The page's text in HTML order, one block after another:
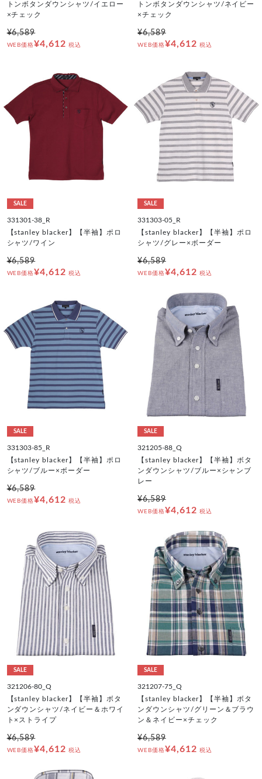
トンボタンダウンシャツ/イエロー
×チェック
¥6,589
WEB価格¥4,612 税込
トンボタンダウンシャツ/ネイビー
×チェック
¥6,589
WEB価格¥4,612 税込
SALE
331301-38_R
【stanley blacker】【半袖】ポロ
シャツ/ワイン
¥6,589
WEB価格¥4,612 税込
SALE
331303-05_R
【stanley blacker】【半袖】ポロ
シャツ/グレー×ボーダー
¥6,589
WEB価格¥4,612 税込
SALE
331303-85_R
【stanley blacker】【半袖】ポロ
シャツ/ブルー×ボーダー
¥6,589
WEB価格¥4,612 税込
SALE
321205-88_Q
【stanley blacker】【半袖】ボタ
ンダウンシャツ/ブルー×シャンブ
レー
¥6,589
WEB価格¥4,612 税込
SALE
321206-80_Q
【stanley blacker】【半袖】ボタ
ンダウンシャツ/ネイビー＆ホワイ
ト×ストライプ
¥6,589
WEB価格¥4,612 税込
SALE
321207-75_Q
【stanley blacker】【半袖】ボタ
ンダウンシャツ/グリーン＆ブラウ
ン＆ネイビー×チェック
¥6,589
WEB価格¥4,612 税込